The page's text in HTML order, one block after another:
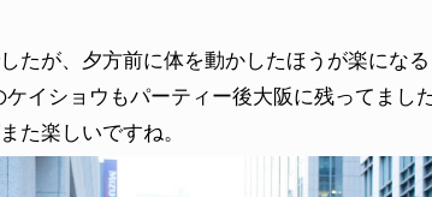
たが、夕方前に体を動かしたほうが楽にな
ケイショウもパーティー後大阪に残ってまし
た楽しいですね。